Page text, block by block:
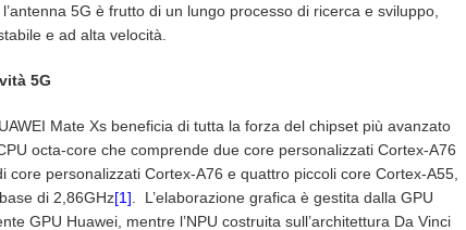
5G è frutto di un lungo processo di ricerca e sviluppo,
e ad alta velocità.
5G
Mate Xs beneficia di tutta la forza del chipset più avanzato
octa-core che comprende due core personalizzati Cortex-A76
core personalizzati Cortex-A76 e quattro piccoli core Cortex-A55,
di 2,86GHz[1] . L’elaborazione grafica è gestita dalla GPU
GPU Huawei, mentre l’NPU costruita sull’architettura Da Vinci